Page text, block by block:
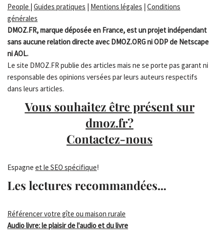
People | Guides pratiques | Mentions légales | Conditions
générales
DMOZ.FR, marque déposée en France, est un projet indépendant
sans aucune relation directe avec DMOZ.ORG ni ODP de Netscape
ni AOL.
Le site DMOZ.FR publie des articles mais ne se porte pas garant ni
responsable des opinions versées par leurs auteurs respectifs
dans leurs articles.
Vous souhaitez être présent sur
dmoz.fr?
Contactez-nous
Espagne et le SEO spécifique!
Les lectures recommandées...
Référencer votre gîte ou maison rurale
Audio livre: le plaisir de l'audio et du livre